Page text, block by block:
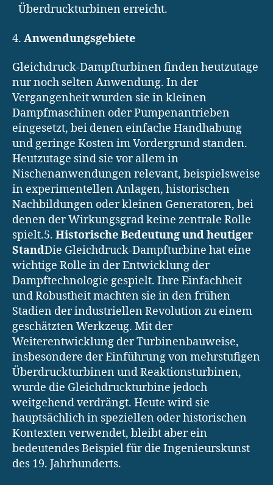
Überdruckturbinen erreicht.
4. Anwendungsgebiete
Gleichdruck-Dampfturbinen finden heutzutage
nur noch selten Anwendung. In der
Vergangenheit wurden sie in kleinen
Dampfmaschinen oder Pumpenantrieben
eingesetzt, bei denen einfache Handhabung
und geringe Kosten im Vordergrund standen.
Heutzutage sind sie vor allem in
Nischenanwendungen relevant, beispielsweise
in experimentellen Anlagen, historischen
Nachbildungen oder kleinen Generatoren, bei
denen der Wirkungsgrad keine zentrale Rolle
spielt.5. Historische Bedeutung und heutiger
StandDie Gleichdruck-Dampfturbine hat eine
wichtige Rolle in der Entwicklung der
Dampftechnologie gespielt. Ihre Einfachheit
und Robustheit machten sie in den frühen
Stadien der industriellen Revolution zu einem
geschätzten Werkzeug. Mit der
Weiterentwicklung der Turbinenbauweise,
insbesondere der Einführung von mehrstufigen
Überdruckturbinen und Reaktionsturbinen,
wurde die Gleichdruckturbine jedoch
weitgehend verdrängt. Heute wird sie
hauptsächlich in speziellen oder historischen
Kontexten verwendet, bleibt aber ein
bedeutendes Beispiel für die Ingenieurskunst
des 19. Jahrhunderts.